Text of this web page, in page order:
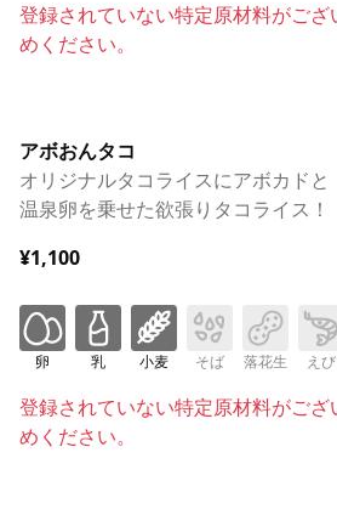
登録されていない特定原材料がご
めください。
アボおんタコ
オリジナルタコライスにアボカドと
温泉卵を乗せた欲張りタコライス！
¥1,100
卵 乳 小麦 そば 落花生 えび
登録されていない特定原材料がご
めください。